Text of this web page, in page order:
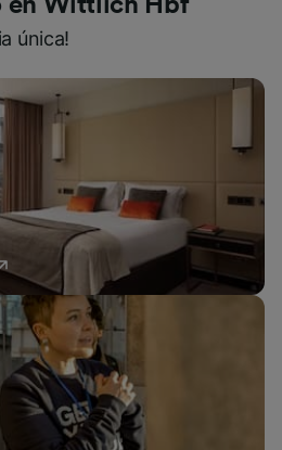
en Wittlich Hbf
única!